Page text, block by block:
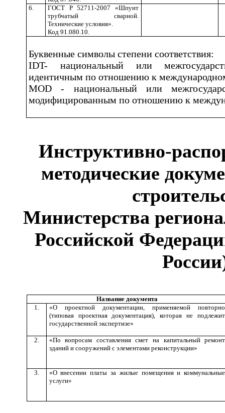
6.
ГОСТ Р 52711-2007 «Шпунт
трубчатый сварной.
Технические условия».
Код 91.080.10.
Буквенные символы степени соответствия:
IDT- национальный или
идентичным по отношению к
MOD - национальный или
модифицированным по отношению к
Инструктивно-
методические
Министерства
Российской
Название документа
1.
«О проектной документации, применяемой повторно
(типовая проектная документация), которая не подлежит
государственной экспертизе»
2.
«По вопросам составления смет на капитальный ремонт
зданий и сооружений с элементами реконструкции»
3.
«О внесении платы за жилые помещения и коммунальные
услуги»